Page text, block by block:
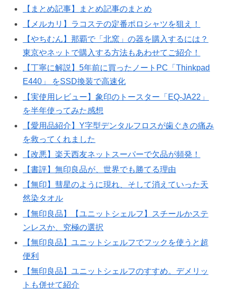
【まとめ記事】まとめ記事のまとめ
【メルカリ】ラコステの定番ポロシャツを狙え！
【やちむん】那覇で「北窯」の器を購入するには？
東京やネットで購入する方法もあわせてご紹介！
【丁寧に解説】5年前に買ったノートPC「Thinkpad
E440」 をSSD換装で高速化
【実使用レビュー】象印のトースター「EQ-JA22」
を半年使ってみた感想
【愛用品紹介】Y字型デンタルフロスが歯ぐきの痛み
を救ってくれました
【改悪】楽天西友ネットスーパーで欠品が頻発！
【書評】無印良品が、世界でも勝てる理由
【無印】彗星のように現れ、そして消えていった天
然染タオル
【無印良品】【ユニットシェルフ】スチールかステ
ンレスか、究極の選択
【無印良品】ユニットシェルフでフックを使うと超
便利
【無印良品】ユニットシェルフのすすめ。デメリッ
トも併せて紹介